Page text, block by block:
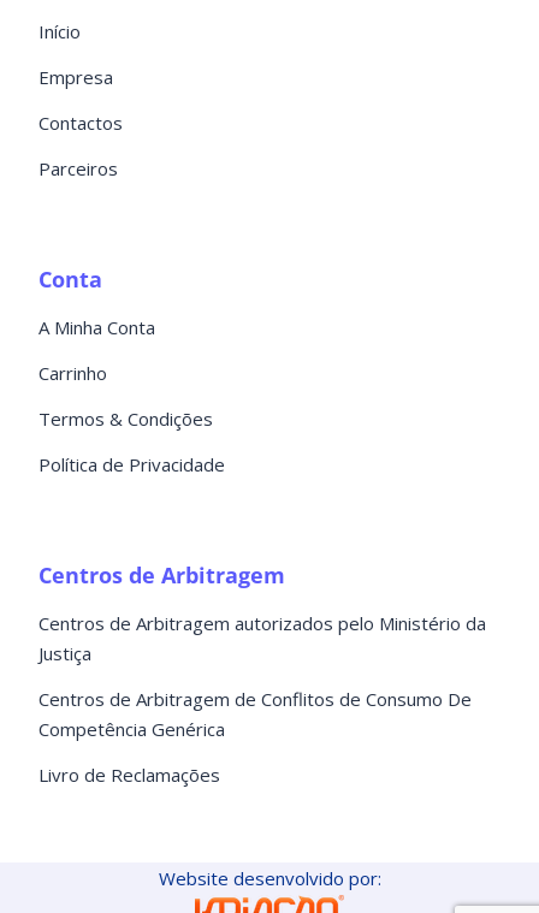
Início
Empresa
Contactos
Parceiros
Conta
A Minha Conta
Carrinho
Termos & Condições
Política de Privacidade
Centros de Arbitragem
Centros de Arbitragem autorizados pelo Ministério da
Justiça
Centros de Arbitragem de Conflitos de Consumo De
Competência Genérica
Livro de Reclamações
Website desenvolvido por: